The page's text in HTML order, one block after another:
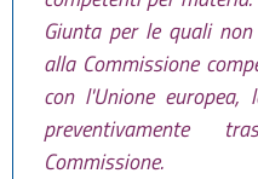
Giunta per le quali
alla Commissione
con l'Unione europea,
preventivamente
Commissione.